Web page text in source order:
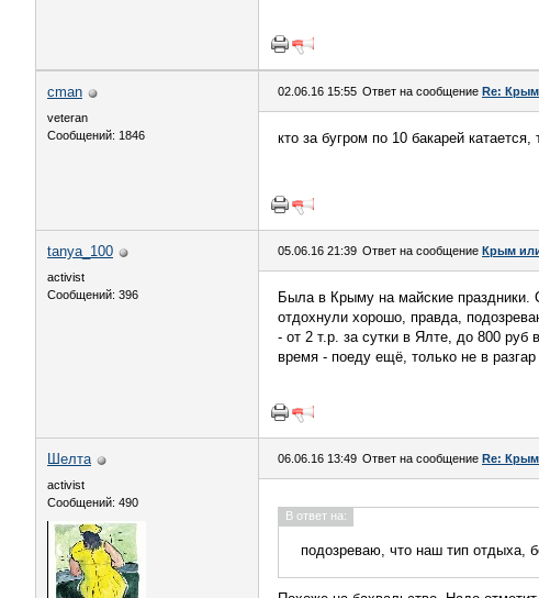
cman
veteran
Сообщений: 1846
02.06.16 15:55 Ответ на сообщение Re:
кто за бугром по 10 бакарей
tanya_100
activist
Сообщений: 396
05.06.16 21:39 Ответ на сообщение Крым
Была в Крыму на майские
отдохнули хорошо, правда,
- от 2 т.р. за сутки в Ялте, до 800
время - поеду ещё, только не в
Шелта
activist
Сообщений: 490
06.06.16 13:49 Ответ на сообщение Re:
В ответ на:
подозреваю, что наш тип отдыха,